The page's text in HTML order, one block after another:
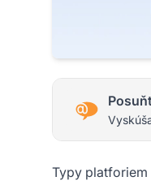
Typy platforiem